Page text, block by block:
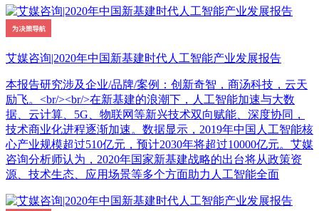
艾媒咨询|2020年中国新基建时代人工智能产业发展报告
本报告研究涉及企业/品牌/案例：创新奇智，商汤科技，云天
励飞。<br/><br/>在新基建的浪潮下，人工智能加速与大数
据、云计算、5G、物联网等新兴技术双向赋能、深度协同，
技术商业化进程逐渐加速。数据显示，2019年中国人工智能核
心产业规模超过510亿元，预计2030年将超过10000亿元。艾媒
咨询分析师认为，2020年国家新基建战略的出台将从政策资
源、技术生态、应用场景等多个方面助力人工智能全面